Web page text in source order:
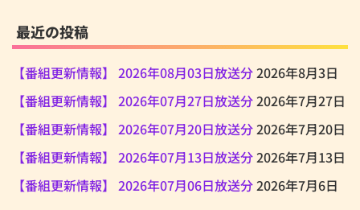
最近の投稿
【番組更新情報】 2026年08月03日放送分2026年8月3日
【番組更新情報】 2026年07月27日放送分2026年7月27日
【番組更新情報】 2026年07月20日放送分2026年7月20日
【番組更新情報】 2026年07月13日放送分2026年7月13日
【番組更新情報】 2026年07月06日放送分2026年7月6日